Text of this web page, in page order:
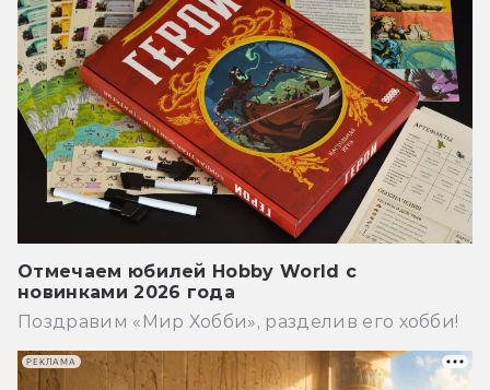
Отмечаем юбилей Hobby World с
новинками 2026 года
Поздравим «Мир Хобби», разделив его хобби!
РЕКЛАМА